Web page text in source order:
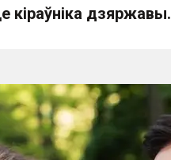
кіраўніка дзяржавы.